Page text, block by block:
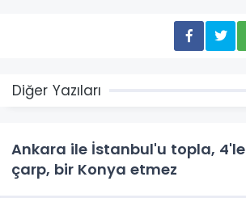
Diğer Yazıları
Ankara ile İstanbul'u topla, 4'le
çarp, bir Konya etmez